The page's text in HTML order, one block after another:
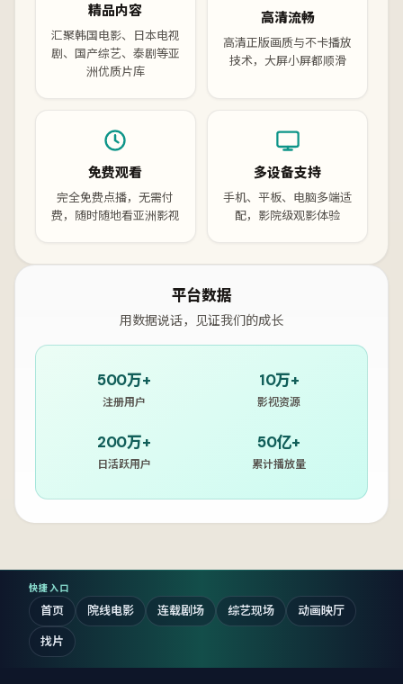
精品内容
汇聚韩国电影、日本电视
剧、国产综艺、泰剧等亚
洲优质片库
高清流畅
高清正版画质与不卡播放
技术，大屏小屏都顺滑
免费观看
完全免费点播，无需付
费，随时随地看亚洲影视
多设备支持
手机、平板、电脑多端适
配，影院级观影体验
平台数据
用数据说话，见证我们的成长
500万+
注册用户
10万+
影视资源
200万+
日活跃用户
50亿+
累计播放量
快捷入口
首页 院线电影 连载剧场 综艺现场
动画映厅
找片